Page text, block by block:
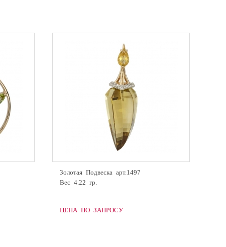
Золотая Подвеска арт.1497
Вес 4.22 гр.
ЦЕНА ПО ЗАПРОСУ